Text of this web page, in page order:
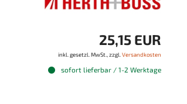
25,15 EUR
inkl. gesetzl. MwSt., zzgl. Versandkosten
sofort lieferbar / 1-2 Werktage